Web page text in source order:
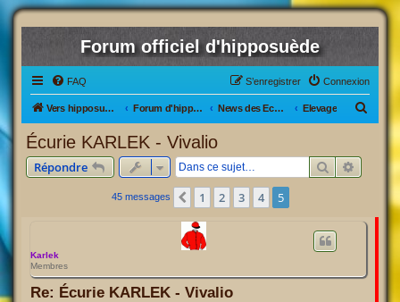
Forum officiel d'hipposuède
FAQ Connexion
S’enregistrer
Vers hipposuède, le jeu ! Forum d'hipposuède News des Ecuries Elevage
Écurie KARLEK - Vivalio
Répondre Rechercher
45 messages Précédente
1 2 3 4 5
Karlek
Membres
Re: Écurie KARLEK - Vivalio